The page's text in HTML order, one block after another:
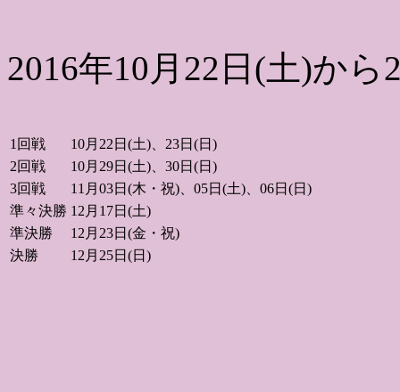
2016年10月22日(土)から
1回戦
10月22日(土)、23日(日)
2回戦
10月29日(土)、30日(日)
3回戦
11月03日(木・祝)、05日(土)、06日(日)
準々決勝 12月17日(土)
準決勝
12月23日(金・祝)
決勝
12月25日(日)